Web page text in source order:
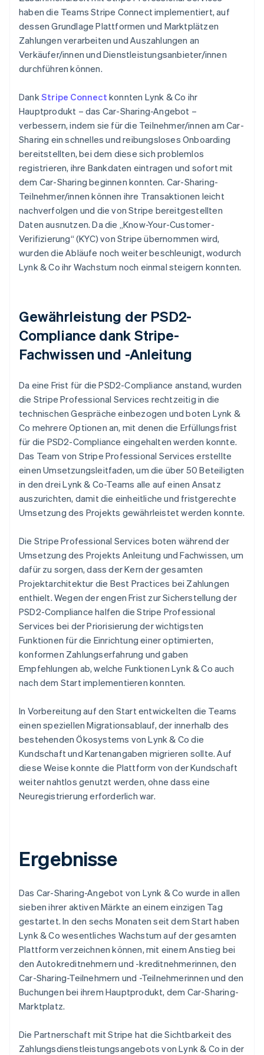
haben die Teams Stripe Connect implementiert, auf
dessen Grundlage Plattformen und Marktplätzen
Zahlungen verarbeiten und Auszahlungen an
Verkäufer/innen und Dienstleistungsanbieter/innen
durchführen können.
Dank Stripe Connect konnten Lynk & Co ihr
Hauptprodukt – das Car-Sharing-Angebot –
verbessern, indem sie für die Teilnehmer/innen am Car-
Sharing ein schnelles und reibungsloses Onboarding
bereitstellten, bei dem diese sich problemlos
registrieren, ihre Bankdaten eintragen und sofort mit
dem Car-Sharing beginnen konnten. Car-Sharing-
Teilnehmer/innen können ihre Transaktionen leicht
nachverfolgen und die von Stripe bereitgestellten
Daten ausnutzen. Da die „Know-Your-Customer-
Verifizierung“ (KYC) von Stripe übernommen wird,
wurden die Abläufe noch weiter beschleunigt, wodurch
Lynk & Co ihr Wachstum noch einmal steigern konnten.
Gewährleistung der PSD2-
Compliance dank Stripe-
Fachwissen und -Anleitung
Da eine Frist für die PSD2-Compliance anstand, wurden
die Stripe Professional Services rechtzeitig in die
technischen Gespräche einbezogen und boten Lynk &
Co mehrere Optionen an, mit denen die Erfüllungsfrist
für die PSD2-Compliance eingehalten werden konnte.
Das Team von Stripe Professional Services erstellte
einen Umsetzungsleitfaden, um die über 50 Beteiligten
in den drei Lynk & Co-Teams alle auf einen Ansatz
auszurichten, damit die einheitliche und fristgerechte
Umsetzung des Projekts gewährleistet werden konnte.
Die Stripe Professional Services boten während der
Umsetzung des Projekts Anleitung und Fachwissen, um
dafür zu sorgen, dass der Kern der gesamten
Projektarchitektur die Best Practices bei Zahlungen
enthielt. Wegen der engen Frist zur Sicherstellung der
PSD2-Compliance halfen die Stripe Professional
Services bei der Priorisierung der wichtigsten
Funktionen für die Einrichtung einer optimierten,
konformen Zahlungserfahrung und gaben
Empfehlungen ab, welche Funktionen Lynk & Co auch
nach dem Start implementieren konnten.
In Vorbereitung auf den Start entwickelten die Teams
einen speziellen Migrationsablauf, der innerhalb des
bestehenden Ökosystems von Lynk & Co die
Kundschaft und Kartenangaben migrieren sollte. Auf
diese Weise konnte die Plattform von der Kundschaft
weiter nahtlos genutzt werden, ohne dass eine
Neuregistrierung erforderlich war.
Ergebnisse
Das Car-Sharing-Angebot von Lynk & Co wurde in allen
sieben ihrer aktiven Märkte an einem einzigen Tag
gestartet. In den sechs Monaten seit dem Start haben
Lynk & Co wesentliches Wachstum auf der gesamten
Plattform verzeichnen können, mit einem Anstieg bei
den Autokreditnehmern und -kreditnehmerinnen, den
Car-Sharing-Teilnehmern und -Teilnehmerinnen und den
Buchungen bei ihrem Hauptprodukt, dem Car-Sharing-
Marktplatz.
Die Partnerschaft mit Stripe hat die Sichtbarkeit des
Zahlungsdienstleistungsangebots von Lynk & Co in der